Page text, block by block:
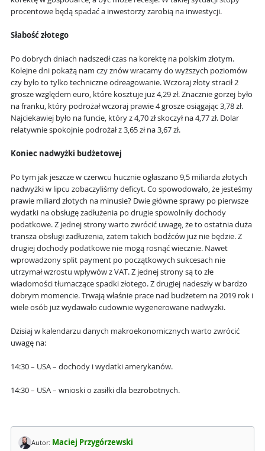
procentowe będą spadać a inwestorzy zarobią na inwestycji.
Słabość złotego
Po dobrych dniach nadszedł czas na korektę na polskim złotym.
Kolejne dni pokażą nam czy znów wracamy do wyższych poziomów
czy było to tylko techniczne odreagowanie. Wczoraj złoty stracił 2
grosze względem euro, które kosztuje już 4,29 zł. Znacznie gorzej było
na franku, który podrożał wczoraj prawie 4 grosze osiągając 3,78 zł.
Najciekawiej było na funcie, który z 4,70 zł skoczył na 4,77 zł. Dolar
relatywnie spokojnie podrożał z 3,65 zł na 3,67 zł.
Koniec nadwyżki budżetowej
Po tym jak jeszcze w czerwcu hucznie ogłaszano 9,5 miliarda złotych
nadwyżki w lipcu zobaczyliśmy deficyt. Co spowodowało, że jesteśmy
prawie miliard złotych na minusie? Dwie główne sprawy po pierwsze
wydatki na obsługę zadłużenia po drugie spowolniły dochody
podatkowe. Z jednej strony warto zwrócić uwagę, że to ostatnia duża
transza obsługi zadłużenia, zatem takich bodźców już nie będzie. Z
drugiej dochody podatkowe nie mogą rosnąć wiecznie. Nawet
wprowadzony split payment po początkowych sukcesach nie
utrzymał wzrostu wpływów z VAT. Z jednej strony są to złe
wiadomości tłumaczące spadki złotego. Z drugiej nadeszły w bardzo
dobrym momencie. Trwają właśnie prace nad budżetem na 2019 rok i
wiele osób już wydawało cudownie wygenerowane nadwyżki.
Dzisiaj w kalendarzu danych makroekonomicznych warto zwrócić
uwagę na:
14:30 – USA – dochody i wydatki amerykanów.
14:30 – USA – wnioski o zasiłki dla bezrobotnych.
Autor: Maciej Przygórzewski